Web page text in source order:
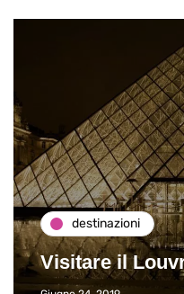
destinazioni
Visitare il